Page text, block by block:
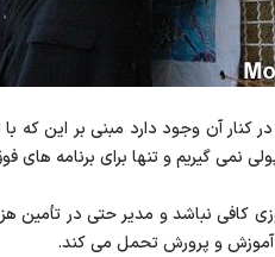
کنار آن وجود دارد مبنی بر این
نمی گیریم و تنها برای برنامه
کافی نباشد و مدیر حتی در
آموزش و پرورش تحمل می کند.